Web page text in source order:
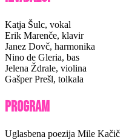
Katja Šulc, vokal
Erik Marenče, klavir
Janez Dovč, harmonika
Nino de Gleria, bas
Jelena Ždrale, violina
Gašper Prešl, tolkala
Program
Uglasbena poezija Mile Kačič